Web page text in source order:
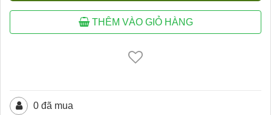
THÊM VÀO GIỎ HÀNG
0 đã mua